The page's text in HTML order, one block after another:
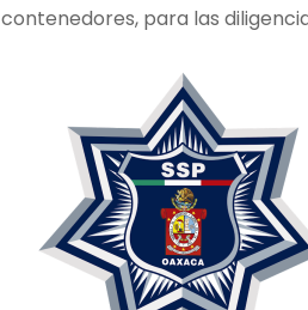
contenedores, para las